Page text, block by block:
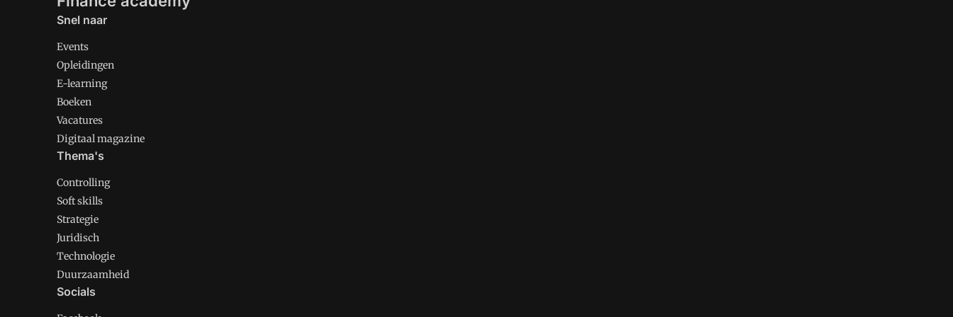
Snel naar
Events
Opleidingen
E-learning
Boeken
Vacatures
Digitaal magazine
Thema's
Controlling
Soft skills
Strategie
Juridisch
Technologie
Duurzaamheid
Socials